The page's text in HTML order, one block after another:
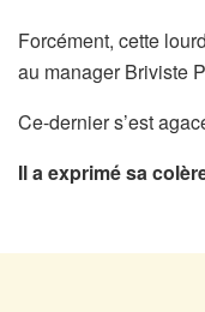
Forcément, cette
au manager Briviste
Ce-dernier s’est
Il a exprimé sa